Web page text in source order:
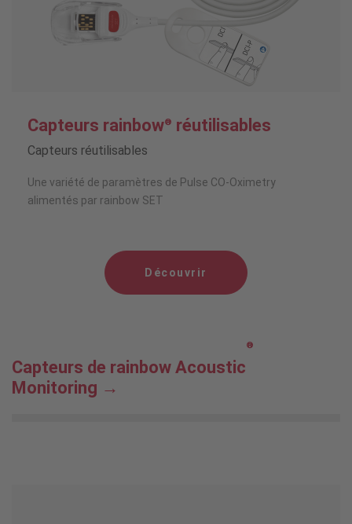
Capteurs rainbow® réutilisables
Capteurs réutilisables
Une variété de paramètres de Pulse CO-Oximetry
alimentés par rainbow SET
Découvrir
Capteurs de rainbow Acoustic
®
Monitoring